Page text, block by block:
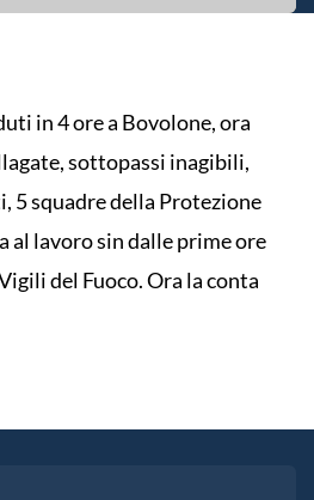
in 4 ore a Bovolone, ora
sottopassi inagibili,
5 squadre della Protezione
al lavoro sin dalle prime ore
del Fuoco. Ora la conta